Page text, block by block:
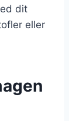
dit
eller